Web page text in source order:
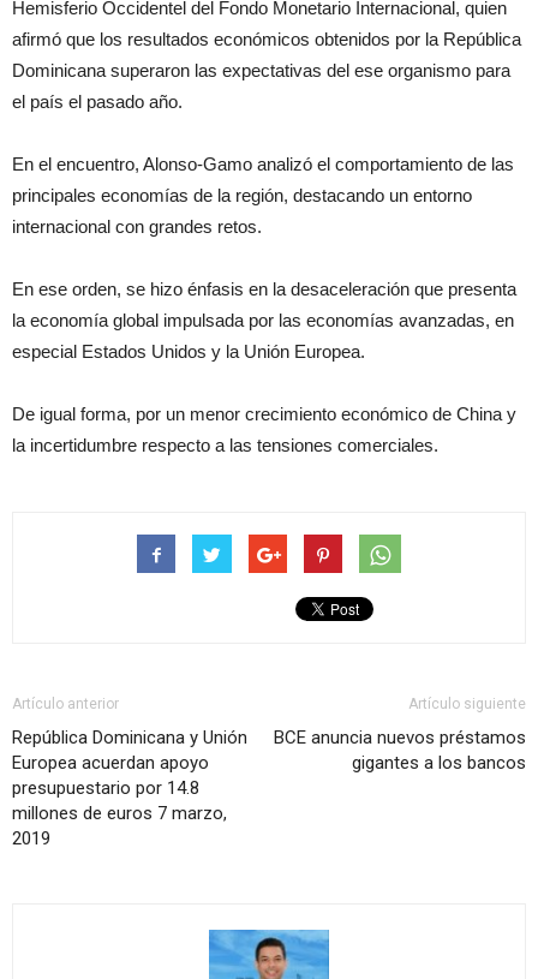
Hemisferio Occidentel del Fondo Monetario Internacional, quien
afirmó que los resultados económicos obtenidos por la República
Dominicana superaron las expectativas del ese organismo para
el país el pasado año.
En el encuentro, Alonso-Gamo analizó el comportamiento de las
principales economías de la región, destacando un entorno
internacional con grandes retos.
En ese orden, se hizo énfasis en la desaceleración que presenta
la economía global impulsada por las economías avanzadas, en
especial Estados Unidos y la Unión Europea.
De igual forma, por un menor crecimiento económico de China y
la incertidumbre respecto a las tensiones comerciales.
Artículo anterior
República Dominicana y Unión
Europea acuerdan apoyo
presupuestario por 14.8
millones de euros 7 marzo,
2019
Artículo siguiente
BCE anuncia nuevos préstamos
gigantes a los bancos